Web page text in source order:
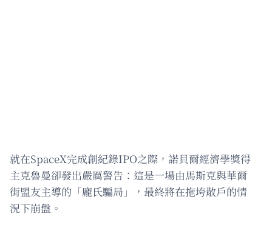
就在SpaceX完成創紀錄IPO之際，諾貝爾經濟學獎得
主克魯曼卻發出嚴厲警告：這是一場由馬斯克與華爾
街盟友主導的「龐氏騙局」，最終將在拖垮散戶的情
況下崩盤。